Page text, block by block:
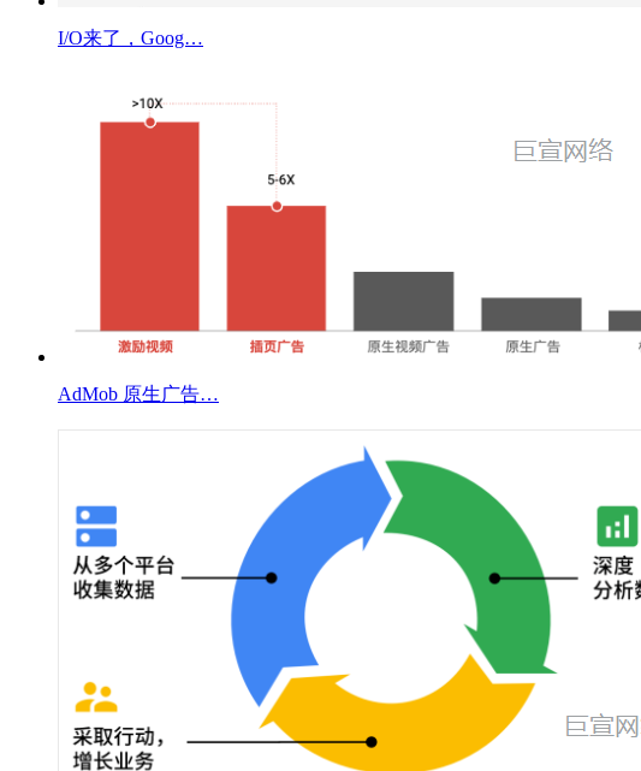
I/O来了，Goog…
AdMob 原生广告…